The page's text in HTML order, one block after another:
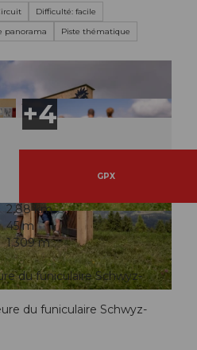
Difficulté: facile
panorama Piste thématique
Tourismus
T
© Stoos-Muotatal Tourismus, Stoos-Muotatal T
ourismus
GPX
2,88 km
45 m
1.309 m
du funiculaire Schwyz-
du funiculaire Schwyz-